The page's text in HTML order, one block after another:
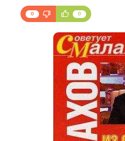
0 0